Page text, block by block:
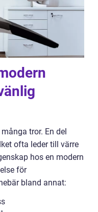
tror. En del
ofta leder till värre
hos en modern
för
bland annat: